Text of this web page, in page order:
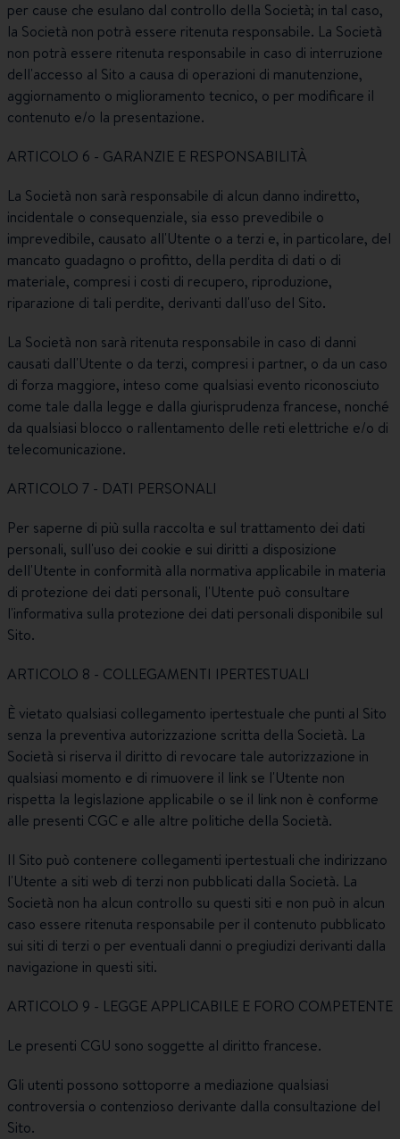
per cause che esulano dal controllo della Società; in tal caso,
la Società non potrà essere ritenuta responsabile. La Società
non potrà essere ritenuta responsabile in caso di interruzione
dell'accesso al Sito a causa di operazioni di manutenzione,
aggiornamento o miglioramento tecnico, o per modificare il
contenuto e/o la presentazione.
ARTICOLO 6 - GARANZIE E RESPONSABILITÀ
La Società non sarà responsabile di alcun danno indiretto,
incidentale o consequenziale, sia esso prevedibile o
imprevedibile, causato all'Utente o a terzi e, in particolare, del
mancato guadagno o profitto, della perdita di dati o di
materiale, compresi i costi di recupero, riproduzione,
riparazione di tali perdite, derivanti dall'uso del Sito.
La Società non sarà ritenuta responsabile in caso di danni
causati dall'Utente o da terzi, compresi i partner, o da un caso
di forza maggiore, inteso come qualsiasi evento riconosciuto
come tale dalla legge e dalla giurisprudenza francese, nonché
da qualsiasi blocco o rallentamento delle reti elettriche e/o di
telecomunicazione.
ARTICOLO 7 - DATI PERSONALI
Per saperne di più sulla raccolta e sul trattamento dei dati
personali, sull'uso dei cookie e sui diritti a disposizione
dell'Utente in conformità alla normativa applicabile in materia
di protezione dei dati personali, l'Utente può consultare
l'informativa sulla protezione dei dati personali disponibile sul
Sito.
ARTICOLO 8 - COLLEGAMENTI IPERTESTUALI
È vietato qualsiasi collegamento ipertestuale che punti al Sito
senza la preventiva autorizzazione scritta della Società. La
Società si riserva il diritto di revocare tale autorizzazione in
qualsiasi momento e di rimuovere il link se l'Utente non
rispetta la legislazione applicabile o se il link non è conforme
alle presenti CGC e alle altre politiche della Società.
Il Sito può contenere collegamenti ipertestuali che indirizzano
l'Utente a siti web di terzi non pubblicati dalla Società. La
Società non ha alcun controllo su questi siti e non può in alcun
caso essere ritenuta responsabile per il contenuto pubblicato
sui siti di terzi o per eventuali danni o pregiudizi derivanti dalla
navigazione in questi siti.
ARTICOLO 9 - LEGGE APPLICABILE E FORO COMPETENTE
Le presenti CGU sono soggette al diritto francese.
Gli utenti possono sottoporre a mediazione qualsiasi
controversia o contenzioso derivante dalla consultazione del
Sito.